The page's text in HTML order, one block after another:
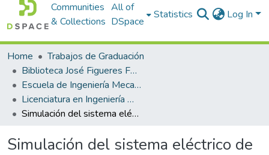
Communities
& Collections
All of
DSpace
Statistics Log In
Home
Trabajos de Graduación
Biblioteca José Figueres Ferrer
Escuela de Ingeniería Mecatrónica (antes era Área Académica de Ingeniería Mecatrónica)
Licenciatura en Ingeniería Mecatrónica
Simulación del sistema eléctrico de potencia de la Constelación de Nanosatélites del proyecto BIRDS
Simulación del sistema eléctrico de